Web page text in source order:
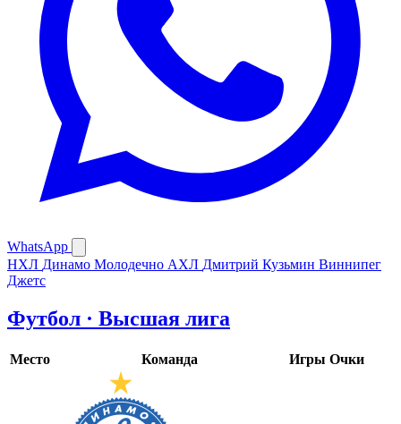
WhatsApp
НХЛ Динамо Молодечно АХЛ Дмитрий Кузьмин Виннипег
Джетс
Футбол · Высшая лига
Место Команда Игры Очки